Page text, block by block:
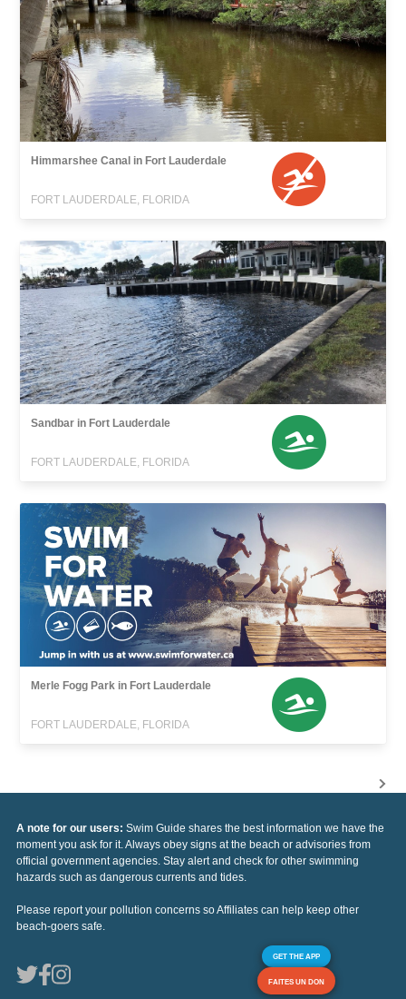
Himmarshee Canal in Fort Lauderdale
FORT LAUDERDALE, FLORIDA
Sandbar in Fort Lauderdale
FORT LAUDERDALE, FLORIDA
Merle Fogg Park in Fort Lauderdale
FORT LAUDERDALE, FLORIDA
A note for our users: Swim Guide shares the best information we have the
moment you ask for it. Always obey signs at the beach or advisories from
official government agencies. Stay alert and check for other swimming
hazards such as dangerous currents and tides.
Please report your pollution concerns so Affiliates can help keep other
beach-goers safe.
GET THE APP
FAITES UN DON